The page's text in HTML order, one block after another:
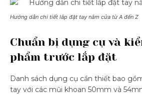
Hướng dẫn chi tiết lắp đặt tay nắm cửa từ A đến Z
Chuẩn bị dụng cụ và
phẩm trước lắp đặt
Danh sách dụng cụ cần thiết bao
tay với các mũi khoan 50mm và